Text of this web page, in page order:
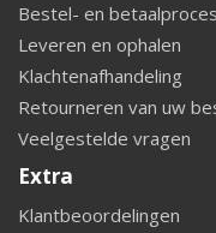
Bestel- en betaalproces
Leveren en ophalen
Klachtenafhandeling
Retourneren van uw
Veelgestelde vragen
Extra
Klantbeoordelingen